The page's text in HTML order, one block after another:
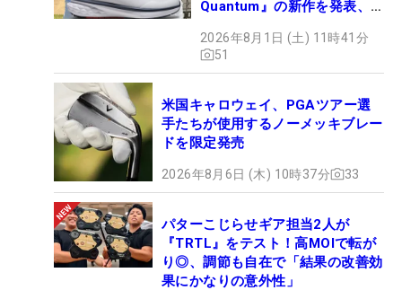
Quantum』の新作を発表、8
2026年8月1日 (土) 11時41分
51
米国キャロウェイ、PGAツアー選
手たちが使用するノーメッキブレー
ドを限定発売
2026年8月6日 (木) 10時37分 33
パターこじらせギア担当2人が
『TRTL』をテスト！高MOIで転が
り◎、調節も自在で「結果の改善効
果にかなりの意外性」